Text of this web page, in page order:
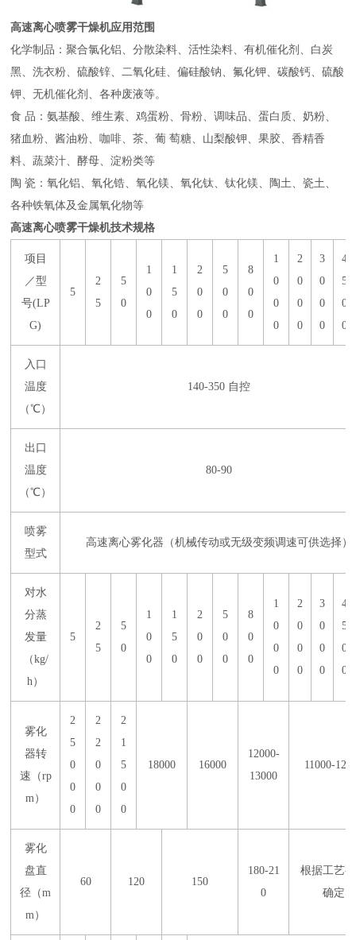
高速离心喷雾干燥机应用范围
化学制品：聚合氯化铝、分散染料、活性染料、有机催化剂、白炭
黑、洗衣粉、硫酸锌、二氧化硅、偏硅酸钠、氟化钾、碳酸钙、硫酸
钾、无机催化剂、各种废液等。
食 品：氨基酸、维生素、鸡蛋粉、骨粉、调味品、蛋白质、奶粉、
猪血粉、酱油粉、咖啡、茶、葡 萄糖、山梨酸钾、果胶、香精香
料、蔬菜汁、酵母、淀粉类等
陶 瓷：氧化铝、氧化锆、氧化镁、氧化钛、钛化镁、陶土、瓷土、
各种铁氧体及金属氧化物等
高速离心喷雾干燥机技术规格
项目
／型
号(LP
G)
5
2
5
5
0
1
0
0
1
5
0
2
0
0
5
0
0
8
0
0
1
0
0
0
2
0
0
0
3
0
0
0
4
5
0
0
入口
温度
（℃）
140-350 自控
出口
温度
（℃）
80-90
喷雾
型式
高速离心雾化器（机械传动或无级变频调速可供选择）
对水
分蒸
发量
（kg/
h）
5
2
5
5
0
1
0
0
1
5
0
2
0
0
5
0
0
8
0
0
1
0
0
0
2
0
0
0
3
0
0
0
4
5
0
0
雾化
器转
速（rp
m）
2
5
0
0
0
2
2
0
0
0
2
1
5
0
0
18000 16000
12000-
13000
11000-
雾化
盘直
径（m
m）
60 120 150
180-21
0
根据工艺
确定